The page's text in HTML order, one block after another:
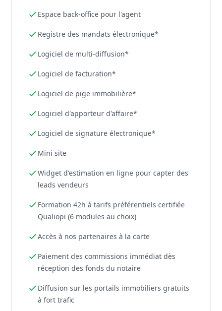
Espace back-office pour l'agent
Registre des mandats électronique*
Logiciel de multi-diffusion*
Logiciel de facturation*
Logiciel de pige immobilière*
Logiciel d'apporteur d'affaire*
Logiciel de signature électronique*
Mini site
Widget d'estimation en ligne pour capter des
leads vendeurs
Formation 42h à tarifs préférentiels certifiée
Qualiopi (6 modules au choix)
Accès à nos partenaires à la carte
Paiement des commissions immédiat dès
réception des fonds du notaire
Diffusion sur les portails immobiliers gratuits
à fort trafic